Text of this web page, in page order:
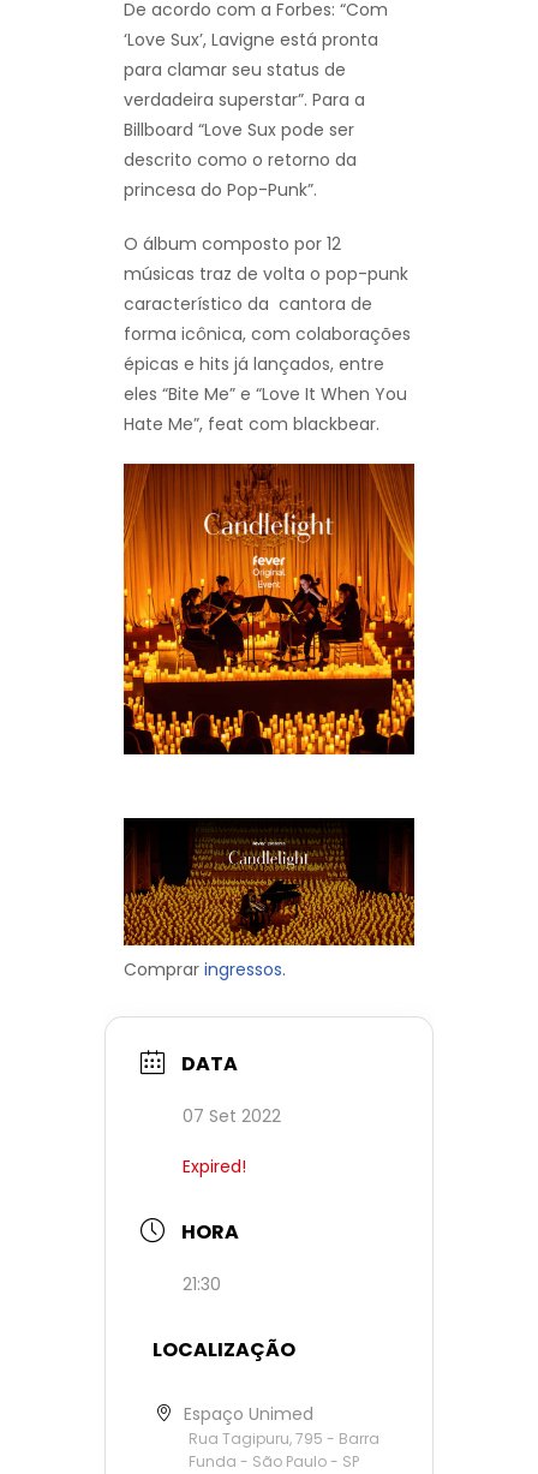
De acordo com a Forbes: “Com
‘Love Sux’, Lavigne está pronta
para clamar seu status de
verdadeira superstar”. Para a
Billboard “Love Sux pode ser
descrito como o retorno da
princesa do Pop-Punk”.
O álbum composto por 12
músicas traz de volta o pop-punk
característico da cantora de
forma icônica, com colaborações
épicas e hits já lançados, entre
eles “Bite Me” e “Love It When You
Hate Me”, feat com blackbear.
Comprar ingressos.
DATA
07 Set 2022
Expired!
HORA
21:30
LOCALIZAÇÃO
Espaço Unimed
Rua Tagipuru, 795 - Barra
Funda - São Paulo - SP